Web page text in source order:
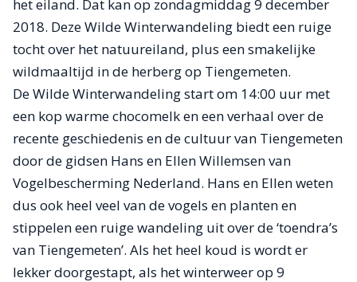
het eiland. Dat kan op zondagmiddag 9 december
2018. Deze Wilde Winterwandeling biedt een ruige
tocht over het natuureiland, plus een smakelijke
wildmaaltijd in de herberg op Tiengemeten.
De Wilde Winterwandeling start om 14:00 uur met
een kop warme chocomelk en een verhaal over de
recente geschiedenis en de cultuur van Tiengemeten
door de gidsen Hans en Ellen Willemsen van
Vogelbescherming Nederland. Hans en Ellen weten
dus ook heel veel van de vogels en planten en
stippelen een ruige wandeling uit over de ‘toendra’s
van Tiengemeten’. Als het heel koud is wordt er
lekker doorgestapt, als het winterweer op 9